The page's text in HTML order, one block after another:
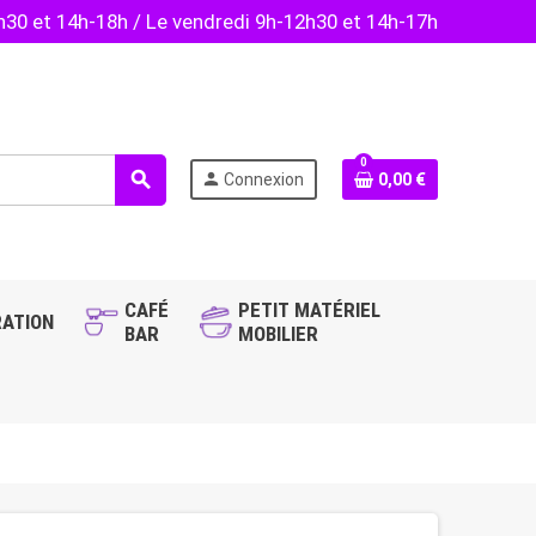
et 14h-18h / Le vendredi 9h-12h30 et 14h-17h
search person Connexion
0
0,00 €
CAFÉ
BAR
PETIT MATÉRIEL
MOBILIER